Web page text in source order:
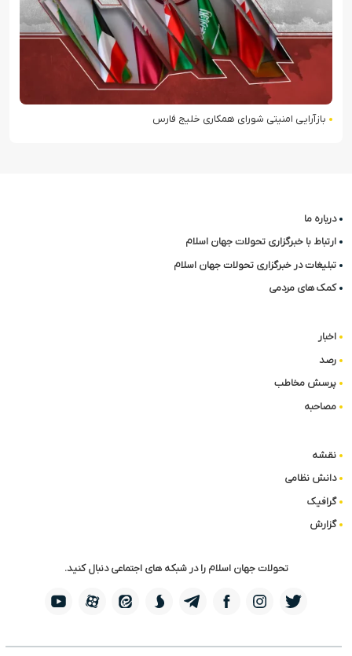
بازآرایی امنیتی شورای همکاری خلیج فارس
درباره ما
ارتباط با خبرگزاری تحولات جهان اسلام
تبلیغات در خبرگزاری تحولات جهان اسلام
کمک های مردمی
اخبار
رصد
پرسش مخاطب
مصاحبه
نقشه
دانش نظامی
گرافیک
گزارش
تحولات جهان اسلام را در شبکه های اجتماعی دنبال کنید.